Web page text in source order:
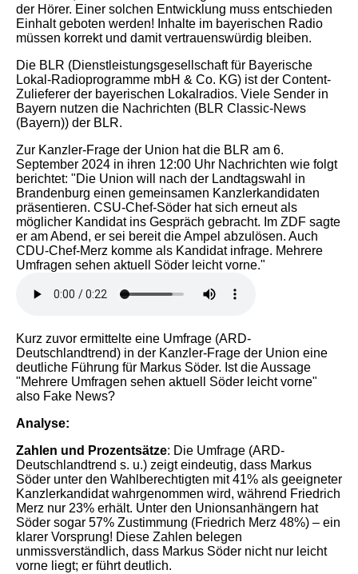
der Hörer. Einer solchen Entwicklung muss entschieden
Einhalt geboten werden! Inhalte im bayerischen Radio
müssen korrekt und damit vertrauenswürdig bleiben.
Die BLR (Dienstleistungsgesellschaft für Bayerische
Lokal-Radioprogramme mbH & Co. KG) ist der Content-
Zulieferer der bayerischen Lokalradios. Viele Sender in
Bayern nutzen die Nachrichten (BLR Classic-News
(Bayern)) der BLR.
Zur Kanzler-Frage der Union hat die BLR am 6.
September 2024 in ihren 12:00 Uhr Nachrichten wie folgt
berichtet: "Die Union will nach der Landtagswahl in
Brandenburg einen gemeinsamen Kanzlerkandidaten
präsentieren. CSU-Chef-Söder hat sich erneut als
möglicher Kandidat ins Gespräch gebracht. Im ZDF sagte
er am Abend, er sei bereit die Ampel abzulösen. Auch
CDU-Chef-Merz komme als Kandidat infrage. Mehrere
Umfragen sehen aktuell Söder leicht vorne."
Kurz zuvor ermittelte eine Umfrage (ARD-
Deutschlandtrend) in der Kanzler-Frage der Union eine
deutliche Führung für Markus Söder. Ist die Aussage
"Mehrere Umfragen sehen aktuell Söder leicht vorne"
also Fake News?
Analyse:
Zahlen und Prozentsätze: Die Umfrage (ARD-
Deutschlandtrend s. u.) zeigt eindeutig, dass Markus
Söder unter den Wahlberechtigten mit 41% als geeigneter
Kanzlerkandidat wahrgenommen wird, während Friedrich
Merz nur 23% erhält. Unter den Unionsanhängern hat
Söder sogar 57% Zustimmung (Friedrich Merz 48%) – ein
klarer Vorsprung! Diese Zahlen belegen
unmissverständlich, dass Markus Söder nicht nur leicht
vorne liegt; er führt deutlich.